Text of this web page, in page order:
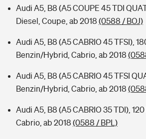
Audi A5, B8 (A5 COUPE 45 TDI
Diesel, Coupe, ab 2018 (0588 / BOJ)
Audi A5, B8 (A5 CABRIO 45 TFSI),
Benzin/Hybrid, Cabrio, ab 2018
Audi A5, B8 (A5 CABRIO 45 TFSI
Benzin/Hybrid, Cabrio, ab 2018
Audi A5, B8 (A5 CABRIO 35 TDI),
Cabrio, ab 2018 (0588 / BPL)